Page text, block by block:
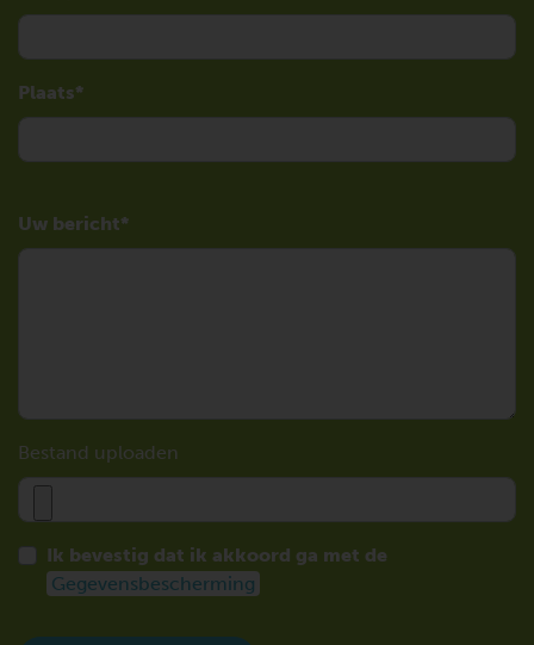
Plaats
Uw bericht
Bestand uploaden
Ik bevestig dat ik akkoord ga met de
Gegevensbescherming